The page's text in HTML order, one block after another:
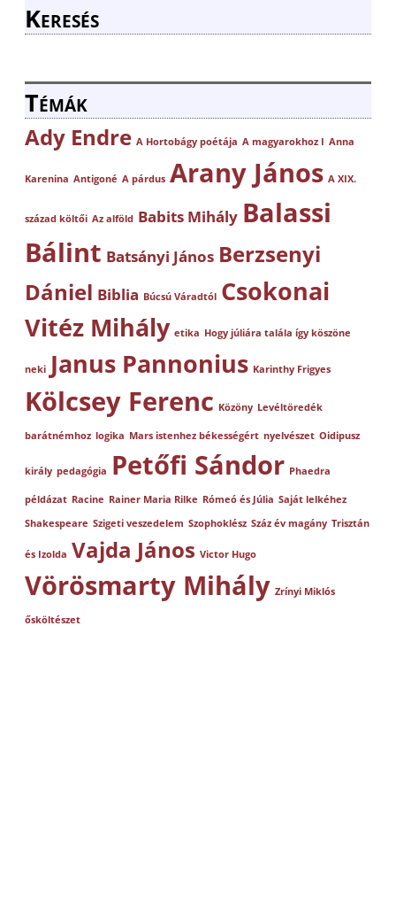
Keresés
Témák
Ady Endre A Hortobágy poétája A magyarokhoz I Anna
Karenina Antigoné A párdus Arany János A XIX.
század költői Az alföld Babits Mihály Balassi
Bálint Batsányi János Berzsenyi
Dániel Biblia Búcsú Váradtól Csokonai
Vitéz Mihály etika Hogy júliára talála így köszöne
neki Janus Pannonius Karinthy Frigyes
Kölcsey Ferenc Közöny Levéltöredék
barátnémhoz logika Mars istenhez békességért nyelvészet Oidipusz
király pedagógia Petőfi Sándor Phaedra
példázat Racine Rainer Maria Rilke Rómeó és Júlia Saját lelkéhez
Shakespeare Szigeti veszedelem Szophoklész Száz év magány Trisztán
és Izolda Vajda János Victor Hugo
Vörösmarty Mihály Zrínyi Miklós
ősköltészet